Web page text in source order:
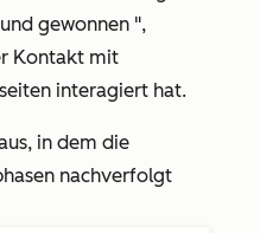
gewonnen ",
Kontakt mit
interagiert hat.
in dem die
nachverfolgt